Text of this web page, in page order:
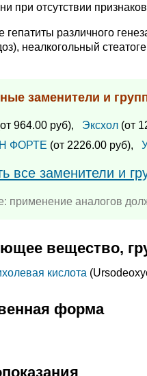
при отсутствии
гепатиты различного
неалкогольный
заменители и
964.00 руб), Эксхол(от
ФОРТЕ (от 2226.00 руб),
все заменители и
применение аналогов
вещество,
кислота
форма